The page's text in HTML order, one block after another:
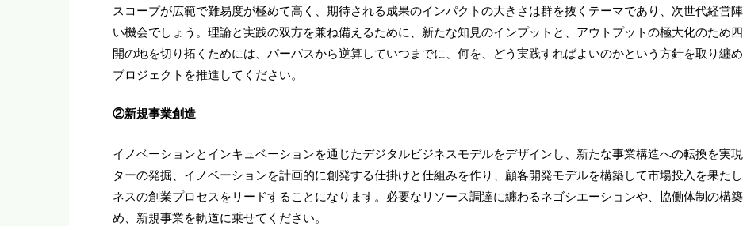
スコープが広範で難易度が極めて高く、期待される成果のインパクトの大きさは群を抜くテーマであり、次世代経営
い機会でしょう。理論と実践の双方を兼ね備えるために、新たな知見のインプットと、アウトプットの極大化のため
開の地を切り拓くためには、パーパスから逆算していつまでに、何を、どう実践すればよいのかという方針を取り纏
プロジェクトを推進してください。
②新規事業創造
イノベーションとインキュベーションを通じたデジタルビジネスモデルをデザインし、新たな事業構造への転換を実
ターの発掘、イノベーションを計画的に創発する仕掛けと仕組みを作り、顧客開発モデルを構築して市場投入を果た
ネスの創業プロセスをリードすることになります。必要なリソース調達に纏わるネゴシエーションや、協働体制の構
め、新規事業を軌道に乗せてください。